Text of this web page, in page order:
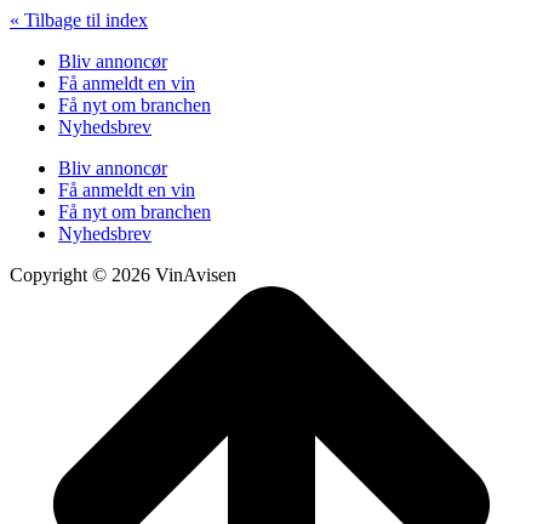
« Tilbage til index
Bliv annoncør
Få anmeldt en vin
Få nyt om branchen
Nyhedsbrev
Bliv annoncør
Få anmeldt en vin
Få nyt om branchen
Nyhedsbrev
Copyright © 2026 VinAvisen